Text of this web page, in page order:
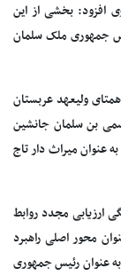
افزود: بخشی از این
جمهوری ملک سلمان
ولیعهد عربستان
بن سلمان جانشین
عنوان میراث دار تاج
ارزیابی مجدد روابط
محور اصلی راهبرد
عنوان رئیس جمهوری